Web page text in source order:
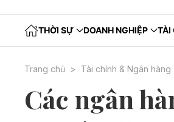
THỜI SỰ DOANH NGHIỆP TÀI
Trang chủ Tài chính & Ngân hàng
Các ngân